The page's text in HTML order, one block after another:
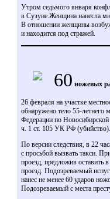
Утром седьмого января
в Сузуне.Женщина нанесла
В отношении женщины
и находится под стражей.
60 ножевых
26 февраля на участке
обнаружено тело 55-летнего
Федерации по Новосибирской
ч. 1 ст. 105 УК РФ (убийство).
По версии следствия, в 22
с просьбой вызвать такси.
проезд, предложив оставить
проезд. Подозреваемый
нанес не менее 60 ударов
Подозреваемый с места